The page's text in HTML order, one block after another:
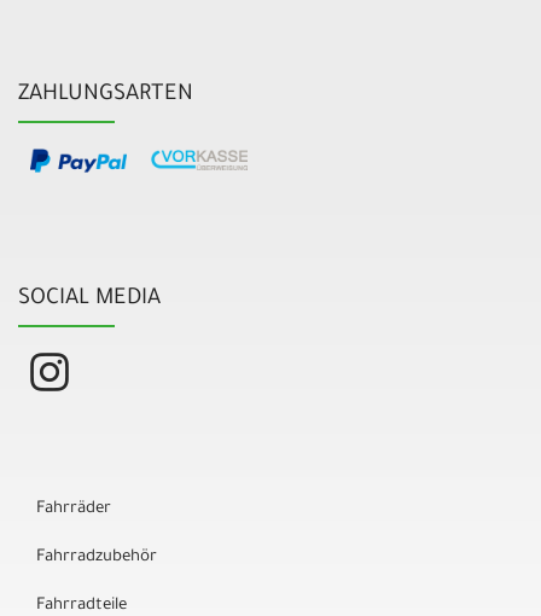
ZAHLUNGSARTEN
SOCIAL MEDIA
Fahrräder
Fahrradzubehör
Fahrradteile